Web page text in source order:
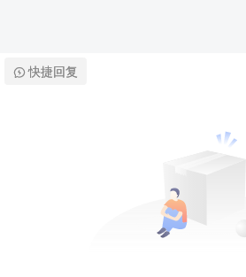
快捷回复